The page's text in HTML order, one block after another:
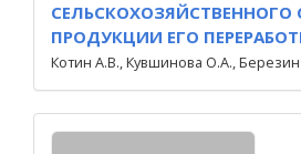
СЕЛЬСКОХОЗЯЙСТВЕННОГО
ПРОДУКЦИИ ЕГО
Котин А.В., Кувшинова О.А.,